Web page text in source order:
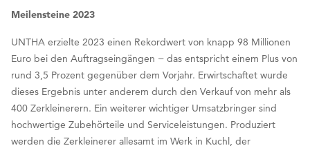
Meilensteine 2023
UNTHA erzielte 2023 einen Rekordwert von knapp 98 Millionen
Euro bei den Auftragseingängen − das entspricht einem Plus von
rund 3,5 Prozent gegenüber dem Vorjahr. Erwirtschaftet wurde
dieses Ergebnis unter anderem durch den Verkauf von mehr als
400 Zerkleinerern. Ein weiterer wichtiger Umsatzbringer sind
hochwertige Zubehörteile und Serviceleistungen. Produziert
werden die Zerkleinerer allesamt im Werk in Kuchl, der